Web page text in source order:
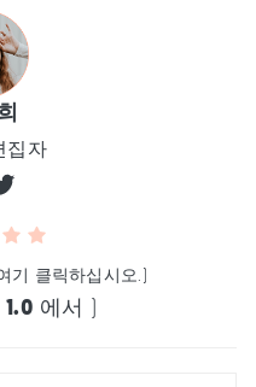
집자
기 클릭하십시오.)
1.0 에서 )